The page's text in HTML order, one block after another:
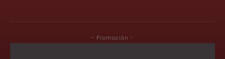
- Promoción -